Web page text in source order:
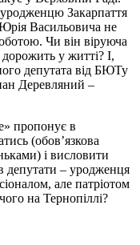
Закарпаття
Васильовича не
Чи він віруюча
у житті? І,
депутата від БЮТу
Деревляний –
пропонує в
(обов’язкова
і висловити
депутати – уродженця
але патріотом
на Тернопіллі?